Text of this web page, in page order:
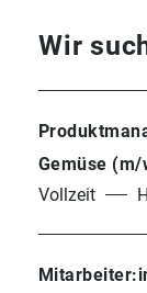
Wir
Gemüse (m/
Vollzeit